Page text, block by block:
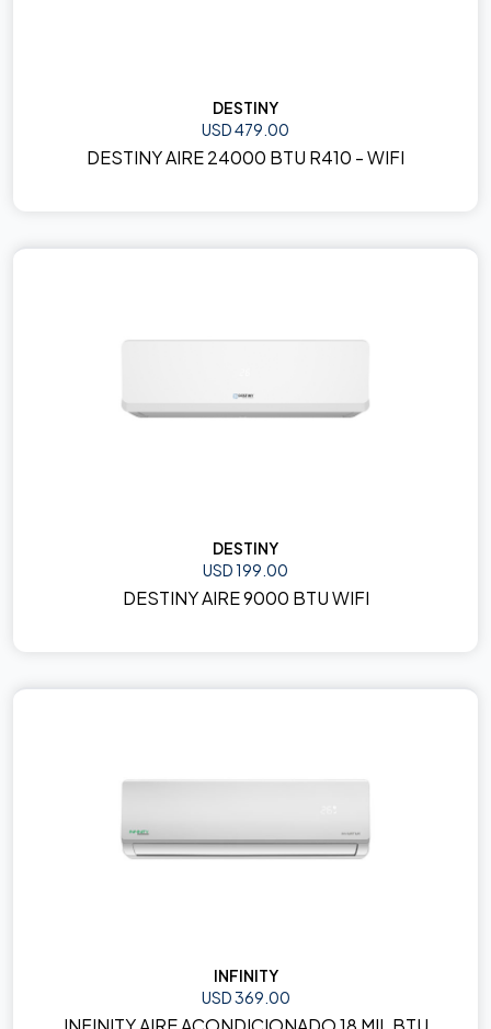
DESTINY
USD 479.00
DESTINY AIRE 24000 BTU R410 - WIFI
DESTINY
USD 199.00
DESTINY AIRE 9000 BTU WIFI
INFINITY
USD 369.00